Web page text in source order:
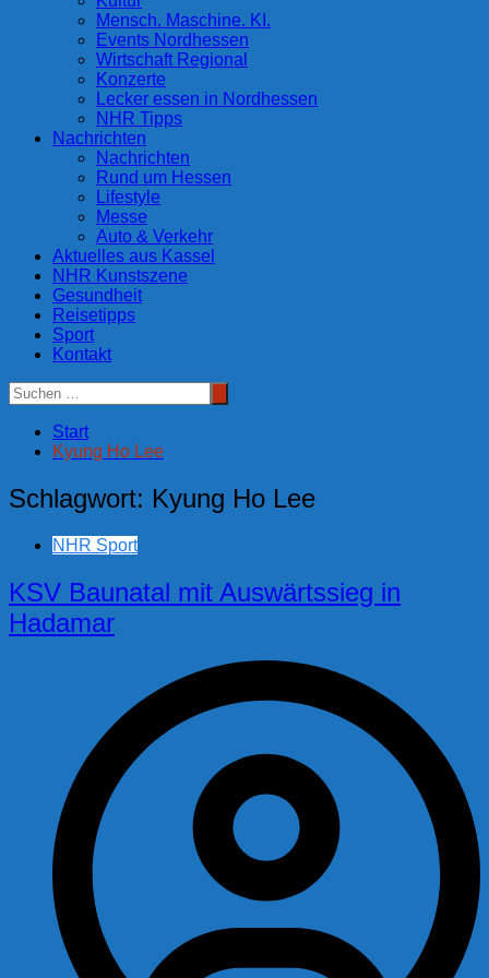
Mensch. Maschine. KI.
Events Nordhessen
Wirtschaft Regional
Konzerte
Lecker essen in Nordhessen
NHR Tipps
Nachrichten
Nachrichten
Rund um Hessen
Lifestyle
Messe
Auto & Verkehr
Aktuelles aus Kassel
NHR Kunstszene
Gesundheit
Reisetipps
Sport
Kontakt
Start
Kyung Ho Lee
Schlagwort: Kyung Ho Lee
NHR Sport
KSV Baunatal mit Auswärtssieg in
Hadamar